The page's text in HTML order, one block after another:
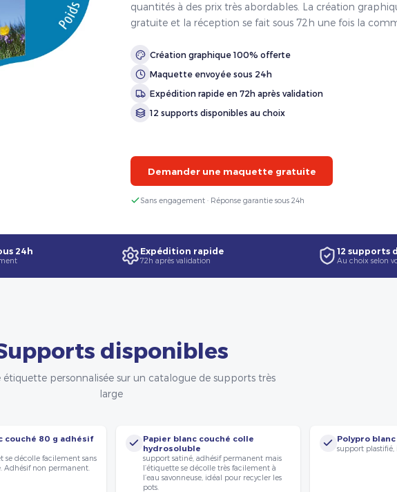
quantités à des prix très abordables. La création
gratuite et la réception se fait sous 72h une fois la
Création graphique 100% offerte
Maquette envoyée sous 24h
Expédition rapide en 72h après validation
12 supports disponibles au choix
Demander une maquette gratuite
Sans engagement · Réponse garantie sous 24h
24h Expédition rapide
72h après validation
12 supports
Au choix selon
disponibles
étiquette personnalisée sur un catalogue de supports très
large
couché 80 g adhésif
se décolle facilement sans
Adhésif non permanent.
Papier blanc couché colle
hydrosoluble
support satiné, adhésif permanent mais
l’étiquette se décolle très facilement à
l’eau savonneuse, idéal pour recycler les
pots.
Polypro
support plastifié,